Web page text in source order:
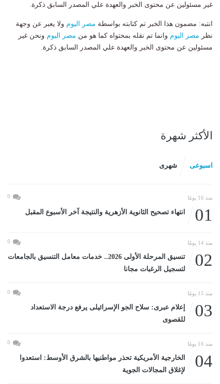
غير مسئولين عن محتوى الخبر والعهدة علي المصدر السابق ذكرة.
انتبه: مضمون هذا الخبر تم كتابته بواسطة مصر اليوم ولا يعبر عن وجهة
نظر مصر اليوم وانما تم نقله بمحتواه كما هو من مصر اليوم ونحن غير
مسئولين عن محتوى الخبر والعهدة علي المصدر السابق ذكرة.
الأكثر شهرة
اسبوعى شهرى
منذ 16 يومًا 0
01 انتهاء تصحيح الثانوية الأزهرية والنتيجة آخر الأسبوع المقبل
منذ 14 يومًا 0
02
تنسيق المرحلة الأولى 2026.. خدمات معامل التنسيق بالجامعات
لتسجيل الرغبات مجانا
منذ 15 يومًا 0
03
إعلام عبرى: سلاح الجو الإسرائيلى يرفع درجة الاستعداد
للقصوى
منذ 16 يومًا 0
04
الخارجية الأمريكية تحذر مواطنيها بالشرق الأوسط: استعدوا
لإغلاق المجالات الجوية